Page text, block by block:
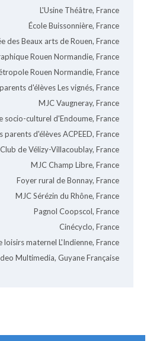
L'Usine Théâtre, France
École Buissonnière, France
des Beaux arts de Rouen, France
Rouen Normandie, France
Rouen Normandie, France
d'élèves Les vignés, France
MJC Vaugneray, France
socio-culturel d'Endoume, France
parents d'élèves ACPEED, France
de Vélizy-Villacoublay, France
MJC Champ Libre, France
Foyer rural de Bonnay, France
MJC Sérézin du Rhône, France
Pagnol Coopscol, France
Cinécyclo, France
loisirs maternel L'Indienne, France
Multimedia, Guyane Française